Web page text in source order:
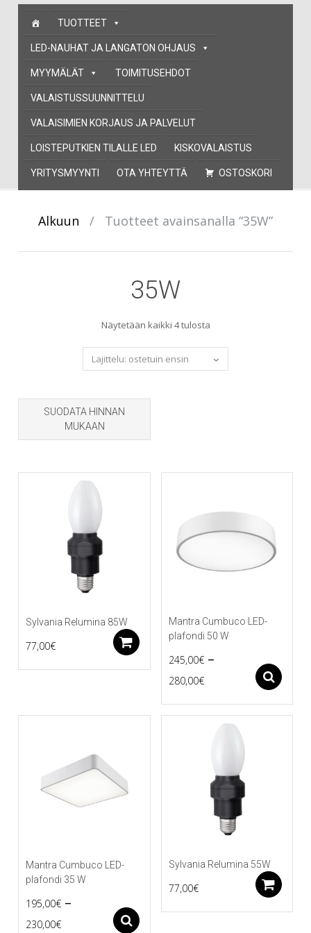
Skip
content
TUOTTEET
LED-NAUHAT JA LANGATON OHJAUS
MYYMÄLÄT TOIMITUSEHDOT
VALAISTUSSUUNNITTELU
VALAISIMIEN KORJAUS JA PALVELUT
LOISTEPUTKIEN TILALLE LED KISKOVALAISTUS
YRITYSMYYNTI OTA YHTEYTTÄ OSTOSKORI
Alkuun / Tuotteet avainsanalla “35W”
35W
Näytetään kaikki 4 tulostaSorted
by
popularity
SUODATA HINNAN
MUKAAN
Sylvania Relumina 85W
77,00€ Lisää ostoskoriin
Mantra Cumbuco LED-
plafondi 50 W
245,00€ –
280,00€Price
range:
245,00€
through
280,00€
tuotteella
Mantra Cumbuco LED-
plafondi 35 W
195,00€ –
230,00€Price
Sylvania Relumina 55W
77,00€